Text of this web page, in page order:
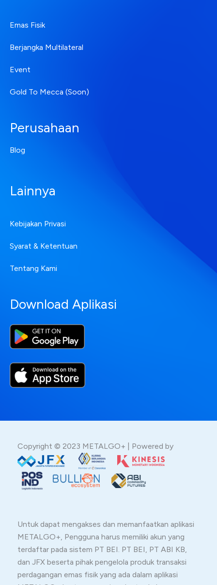
Emas Fisik
Berjangka Multilateral
Event
Gold To Mecca (Soon)
Perusahaan
Blog
Lainnya
Kebijakan Privasi
Syarat & Ketentuan
Tentang Kami
Download Aplikasi
Copyright © 2023 METALGO+ | Powered by
Untuk dapat mengakses dan memanfaatkan aplikasi
METALGO+, Pengguna harus memiliki akun yang
terdaftar pada sistem PT BEI. PT BEI, PT ABI KB,
dan JFX beserta pihak pengelola produk transaksi
perdagangan emas fisik yang ada dalam aplikasi